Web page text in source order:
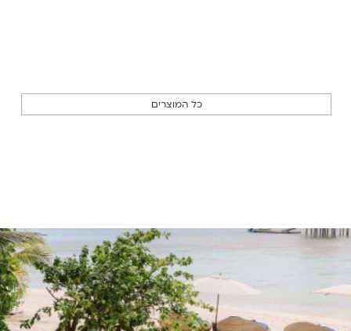
כל המוצרים